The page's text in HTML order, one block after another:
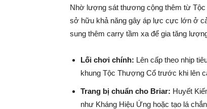
Nhờ lượng sát thương cộng thêm từ
sở hữu khả năng gây áp lực cực lớn ở
sung thêm carry tầm xa để gia tăng
Lối chơi chính: Lên cấp theo nhịp
khung Tộc Thượng Cổ trước khi lên
Trang bị chuẩn cho Briar: Huyết
như Kháng Hiệu Ứng hoặc tạo lá